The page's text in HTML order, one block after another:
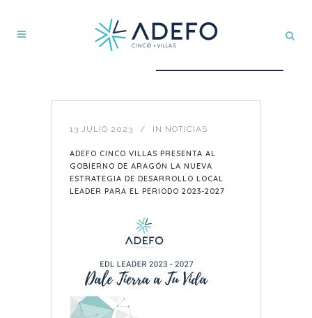
13 JULIO 2023 IN NOTICIAS
ADEFO CINCO VILLAS PRESENTA AL
GOBIERNO DE ARAGÓN LA NUEVA
ESTRATEGIA DE DESARROLLO LOCAL
LEADER PARA EL PERIODO 2023-2027